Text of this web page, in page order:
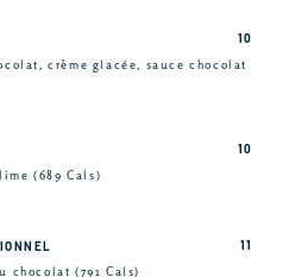
crème glacée, sauce chocolat
10
(689 Cals)
10
chocolat (791 Cals)
11